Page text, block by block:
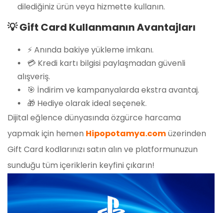
dilediğiniz ürün veya hizmette kullanın.
💡 Gift Card Kullanmanın Avantajları
⚡ Anında bakiye yükleme imkanı.
💳 Kredi kartı bilgisi paylaşmadan güvenli
alışveriş.
🎯 İndirim ve kampanyalarda ekstra avantaj.
🎁 Hediye olarak ideal seçenek.
Dijital eğlence dünyasında özgürce harcama
yapmak için hemen Hipopotamya.comüzerinden
Gift Card kodlarınızı satın alın ve platformunuzun
sunduğu tüm içeriklerin keyfini çıkarın!